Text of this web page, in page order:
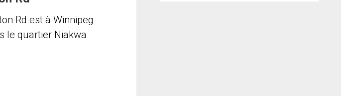
Rd est à Winnipeg
le quartier Niakwa